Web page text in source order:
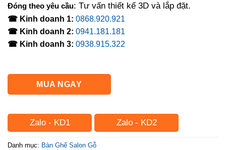
Đóng theo yêu cầu: Tư vấn thiết kế 3D và lắp đặt.
☎ Kinh doanh 1: 0868.920.921
☎ Kinh doanh 2: 0941.181.181
☎ Kinh doanh 3: 0938.915.322
MUA NGAY
Zalo - KD1 Zalo - KD2
Danh mục: Bàn Ghế Salon Gỗ